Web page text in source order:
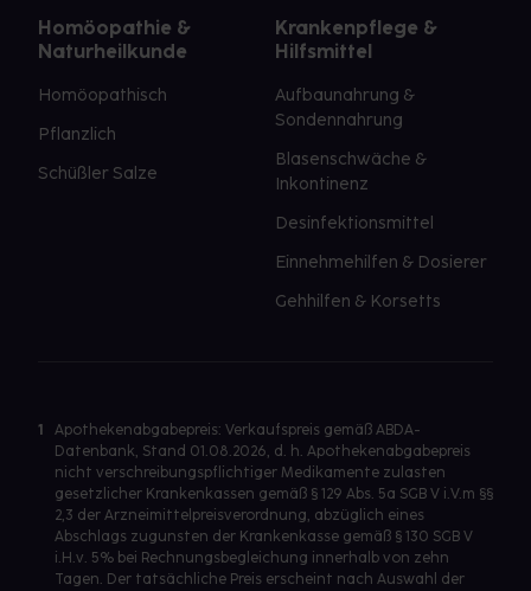
Homöopathie &
Naturheilkunde
Homöopathisch
Pflanzlich
Schüßler Salze
Krankenpflege &
Hilfsmittel
Aufbaunahrung &
Sondennahrung
Blasenschwäche &
Inkontinenz
Desinfektionsmittel
Einnehmehilfen & Dosierer
Gehhilfen & Korsetts
1
Apothekenabgabepreis: Verkaufspreis gemäß ABDA-
Datenbank, Stand 01.08.2026, d. h. Apothekenabgabepreis
nicht verschreibungspflichtiger Medikamente zulasten
gesetzlicher Krankenkassen gemäß § 129 Abs. 5a SGB V i.V.m §§
2,3 der Arzneimittelpreisverordnung, abzüglich eines
Abschlags zugunsten der Krankenkasse gemäß § 130 SGB V
i.H.v. 5% bei Rechnungsbegleichung innerhalb von zehn
Tagen. Der tatsächliche Preis erscheint nach Auswahl der